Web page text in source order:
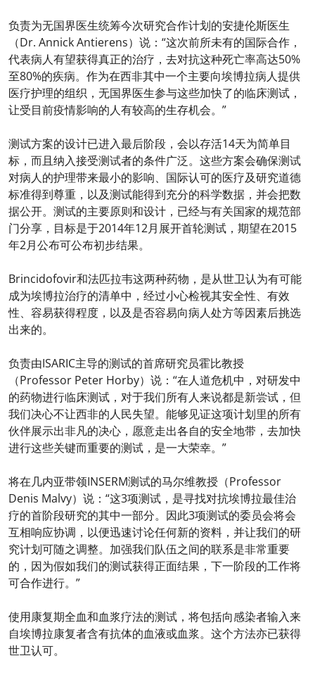
负责为无国界医生统筹今次研究合作计划的安捷伦斯医生
（Dr. Annick Antierens）说：“这次前所未有的国际合作，
代表病人有望获得真正的治疗，去对抗这种死亡率高达50%
至80%的疾病。作为在西非其中一个主要向埃博拉病人提供
医疗护理的组织，无国界医生参与这些加快了的临床测试，
让受目前疫情影响的人有较高的生存机会。”
测试方案的设计已进入最后阶段，会以存活14天为简单目
标，而且纳入接受测试者的条件广泛。这些方案会确保测试
对病人的护理带来最小的影响、国际认可的医疗及研究道德
标准得到尊重，以及测试能得到充分的科学数据，并会把数
据公开。测试的主要原则和设计，已经与有关国家的规范部
门分享，目标是于2014年12月展开首轮测试，期望在2015
年2月公布可公布初步结果。
Brincidofovir和法匹拉韦这两种药物，是从世卫认为有可能
成为埃博拉治疗的清单中，经过小心检视其安全性、有效
性、容易获得程度，以及是否容易向病人处方等因素后挑选
出来的。
负责由ISARIC主导的测试的首席研究员霍比教授
（Professor Peter Horby）说：“在人道危机中，对研发中
的药物进行临床测试，对于我们所有人来说都是新尝试，但
我们决心不让西非的人民失望。能够见证这项计划里的所有
伙伴展示出非凡的决心，愿意走出各自的安全地带，去加快
进行这些关键而重要的测试，是一大荣幸。”
将在几内亚带领INSERM测试的马尔维教授（Professor
Denis Malvy）说：“这3项测试，是寻找对抗埃博拉最佳治
疗的首阶段研究的其中一部分。因此3项测试的委员会将会
互相响应协调，以便迅速讨论任何新的资料，并让我们的研
究计划可随之调整。加强我们队伍之间的联系是非常重要
的，因为假如我们的测试获得正面结果，下一阶段的工作将
可合作进行。”
使用康复期全血和血浆疗法的测试，将包括向感染者输入来
自埃博拉康复者含有抗体的血液或血浆。这个方法亦已获得
世卫认可。